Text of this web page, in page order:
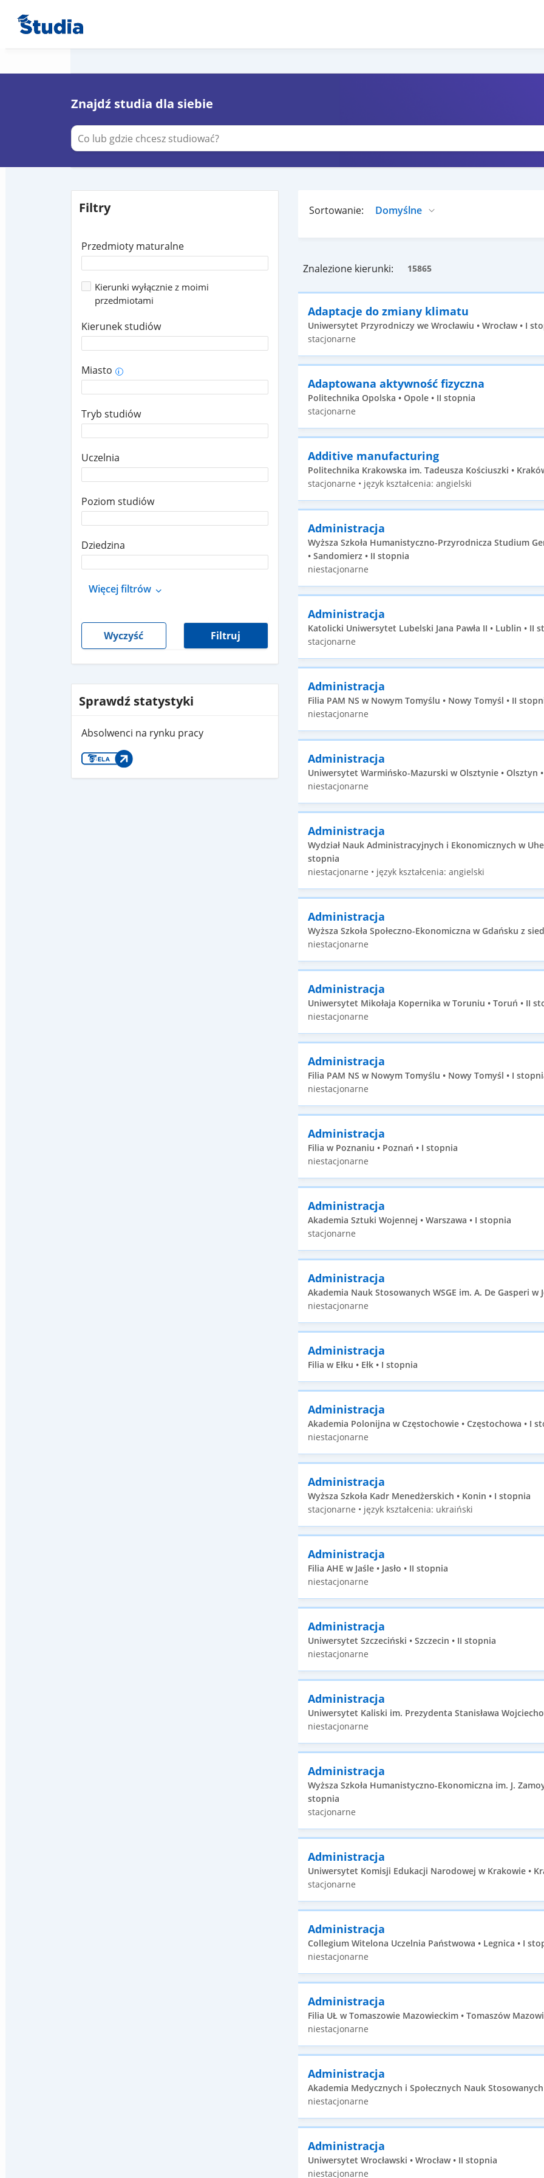
Znajdź studia dla siebie
Filtry
Przedmioty maturalne
Kierunki wyłącznie z moimi
przedmiotami
Kierunek studiów
Miasto i
Tryb studiów
Uczelnia
Poziom studiów
Dziedzina
Więcej filtrów
Wyczyść Filtruj
Sprawdź statystyki
Absolwenci na rynku pracy
Sortowanie:
Znalezione kierunki: 15865
Adaptacje do zmiany klimatu
Uniwersytet Przyrodniczy we Wrocławiu • Wrocław • I
stacjonarne
Adaptowana aktywność fizyczna
Politechnika Opolska • Opole • II stopnia
stacjonarne
Additive manufacturing
Politechnika Krakowska im. Tadeusza Kościuszki •
stacjonarne • język kształcenia: angielski
Administracja
Wyższa Szkoła Humanistyczno-Przyrodnicza Studium
• Sandomierz • II stopnia
niestacjonarne
Administracja
Katolicki Uniwersytet Lubelski Jana Pawła II • Lublin • II
stacjonarne
Administracja
Filia PAM NS w Nowym Tomyślu • Nowy Tomyśl • II
niestacjonarne
Administracja
Uniwersytet Warmińsko-Mazurski w Olsztynie • Olsztyn
niestacjonarne
Administracja
Wydział Nauk Administracyjnych i Ekonomicznych w
stopnia
niestacjonarne • język kształcenia: angielski
Administracja
Wyższa Szkoła Społeczno-Ekonomiczna w Gdańsku z
niestacjonarne
Administracja
Uniwersytet Mikołaja Kopernika w Toruniu • Toruń • II
niestacjonarne
Administracja
Filia PAM NS w Nowym Tomyślu • Nowy Tomyśl • I
niestacjonarne
Administracja
Filia w Poznaniu • Poznań • I stopnia
niestacjonarne
Administracja
Akademia Sztuki Wojennej • Warszawa • I stopnia
stacjonarne
Administracja
Akademia Nauk Stosowanych WSGE im. A. De Gasperi w
niestacjonarne
Administracja
Filia w Ełku • Ełk • I stopnia
Administracja
Akademia Polonijna w Częstochowie • Częstochowa • I
niestacjonarne
Administracja
Wyższa Szkoła Kadr Menedżerskich • Konin • I stopnia
stacjonarne • język kształcenia: ukraiński
Administracja
Filia AHE w Jaśle • Jasło • II stopnia
niestacjonarne
Administracja
Uniwersytet Szczeciński • Szczecin • II stopnia
niestacjonarne
Administracja
Uniwersytet Kaliski im. Prezydenta Stanisława
niestacjonarne
Administracja
Wyższa Szkoła Humanistyczno-Ekonomiczna im. J.
stopnia
stacjonarne
Administracja
Uniwersytet Komisji Edukacji Narodowej w Krakowie •
stacjonarne
Administracja
Collegium Witelona Uczelnia Państwowa • Legnica • I
niestacjonarne
Administracja
Filia UŁ w Tomaszowie Mazowieckim • Tomaszów
niestacjonarne
Administracja
Akademia Medycznych i Społecznych Nauk
niestacjonarne
Administracja
Uniwersytet Wrocławski • Wrocław • II stopnia
niestacjonarne